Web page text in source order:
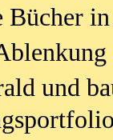
Bücher
und